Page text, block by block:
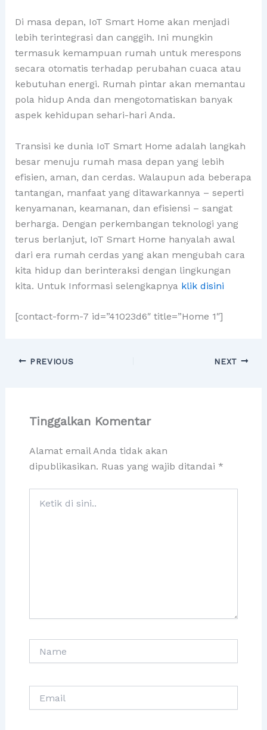
Di masa depan, IoT Smart Home akan menjadi
lebih terintegrasi dan canggih. Ini mungkin
termasuk kemampuan rumah untuk merespons
secara otomatis terhadap perubahan cuaca atau
kebutuhan energi. Rumah pintar akan memantau
pola hidup Anda dan mengotomatiskan banyak
aspek kehidupan sehari-hari Anda.
Transisi ke dunia IoT Smart Home adalah langkah
besar menuju rumah masa depan yang lebih
efisien, aman, dan cerdas. Walaupun ada beberapa
tantangan, manfaat yang ditawarkannya – seperti
kenyamanan, keamanan, dan efisiensi – sangat
berharga. Dengan perkembangan teknologi yang
terus berlanjut, IoT Smart Home hanyalah awal
dari era rumah cerdas yang akan mengubah cara
kita hidup dan berinteraksi dengan lingkungan
kita. Untuk Informasi selengkapnya klik disini
[contact-form-7 id=”41023d6″ title=”Home 1″]
PREVIOUS NEXT
Tinggalkan Komentar
Alamat email Anda tidak akan
dipublikasikan. Ruas yang wajib ditandai *